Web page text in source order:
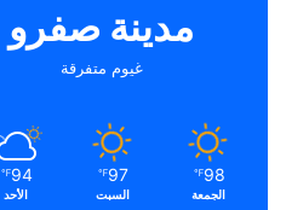
مدينة صفرو
غيوم متفرقة
98
℉
الجمعة
97
℉
السبت
94
℉
الأحد